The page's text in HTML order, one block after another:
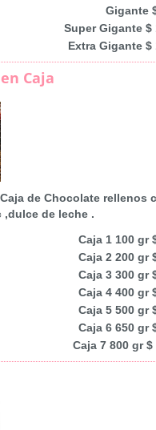
Gigante
Super Gigante $
Extra Gigante $
Caja
de Chocolate rellenos
,dulce de leche .
Caja 1 100 gr
Caja 2 200 gr
Caja 3 300 gr
Caja 4 400 gr
Caja 5 500 gr
Caja 6 650 gr
Caja 7 800 gr $